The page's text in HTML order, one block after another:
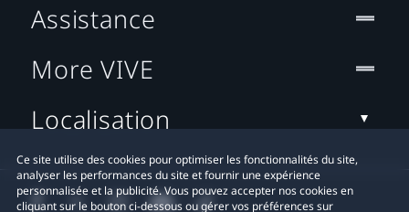
Ce site utilise des cookies pour optimiser les fonctionnalités du site,
analyser les performances du site et fournir une expérience
personnalisée et la publicité. Vous pouvez accepter nos cookies en
cliquant sur le bouton ci-dessous ou gérer vos préférences sur
Assistance
More VIVE
Localisation